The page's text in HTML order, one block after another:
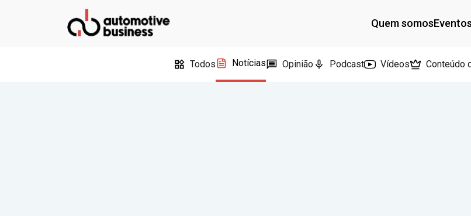
Quem somosEventos
Todos Notícias Opinião Podcast Vídeos Conteúdo